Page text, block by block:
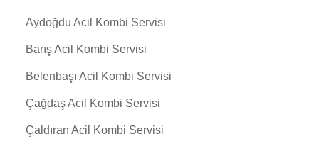
Aydoğdu Acil Kombi Servisi
Barış Acil Kombi Servisi
Belenbaşı Acil Kombi Servisi
Çağdaş Acil Kombi Servisi
Çaldıran Acil Kombi Servisi